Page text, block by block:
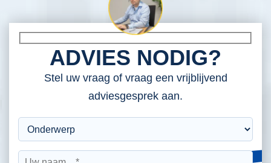
ADVIES NODIG?
Stel uw vraag of vraag een vrijblijvend
adviesgesprek aan.